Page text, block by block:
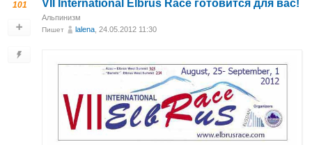
101 VII International Elbrus Race готовится для вас!
Альпинизм
Пишет lalena, 24.05.2012 11:30